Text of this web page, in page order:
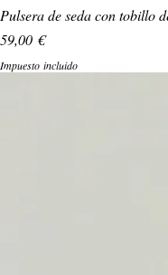
Pulsera de seda con tobillo
Precio
59,00 €
Impuesto incluido